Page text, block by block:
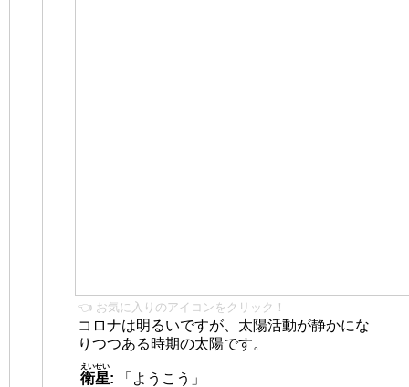
👈 お気に入りのアイコンをクリック！
コロナは明るいですが、太陽活動が静かにな
りつつある時期の太陽です。
衛星
えいせい
:
「ようこう」